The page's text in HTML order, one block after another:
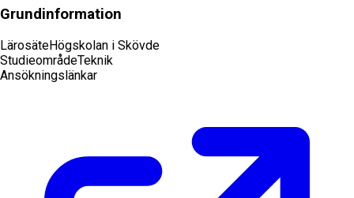
Grundinformation
LärosäteHögskolan i Skövde
StudieområdeTeknik
Ansökningslänkar